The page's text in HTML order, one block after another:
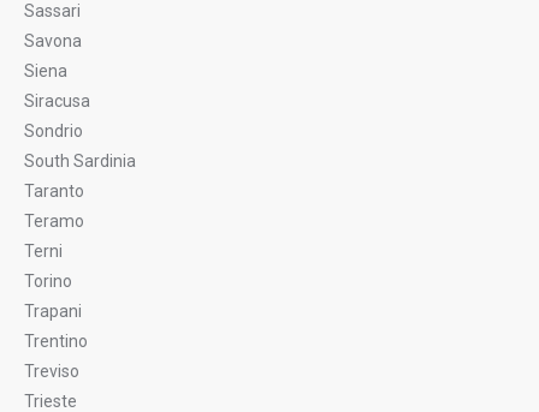
Sassari
Savona
Siena
Siracusa
Sondrio
South Sardinia
Taranto
Teramo
Terni
Torino
Trapani
Trentino
Treviso
Trieste